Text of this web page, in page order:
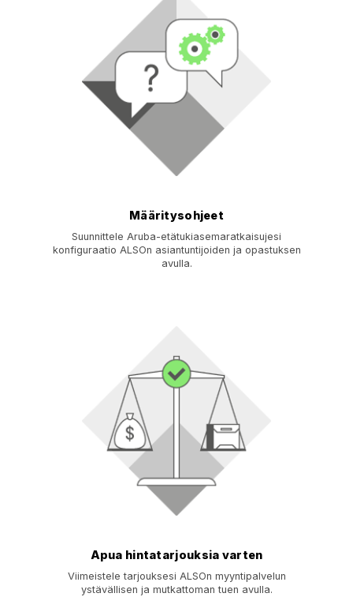
Määritysohjeet
Suunnittele Aruba-etätukiasemaratkaisujesi
konfiguraatio ALSOn asiantuntijoiden ja opastuksen
avulla.
Apua hintatarjouksia varten
Viimeistele tarjouksesi ALSOn myyntipalvelun
ystävällisen ja mutkattoman tuen avulla.